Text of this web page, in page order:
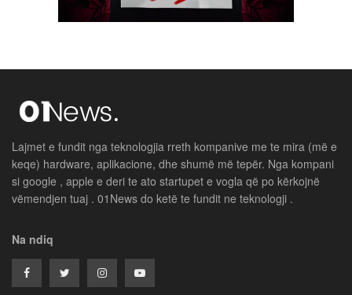
Lajmet e fundit nga teknologjia rreth kompanive me te mira (më e
keqe) hardware, aplikacione, dhe shumë më tepër. Nga kompani
si google , apple e deri te ato startupet e vogla që po kërkojnë
vëmendjen tuaj . 01News do ketë te fundit ne teknologji .
Na ndiq